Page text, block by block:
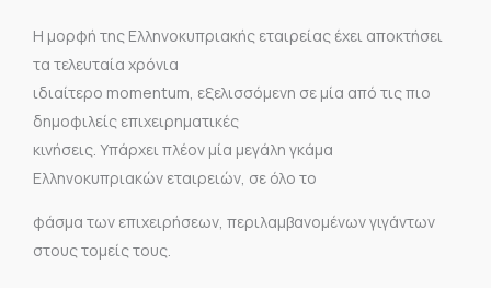
Η μορφή της Ελληνοκυπριακής εταιρείας έχει αποκτήσει
τα τελευταία χρόνια
ιδιαίτερο momentum, εξελισσόμενη σε μία από τις πιο
δημοφιλείς επιχειρηματικές
κινήσεις. Υπάρχει πλέον μία μεγάλη γκάμα
Ελληνοκυπριακών εταιρειών, σε όλο το
φάσμα των επιχειρήσεων, περιλαμβανομένων γιγάντων
στους τομείς τους.